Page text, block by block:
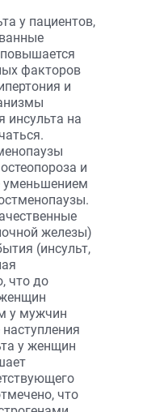
у пациентов,
факторов
и
инсульта на
и
уменьшением
железы)
(инсульт,
что до
у мужчин
у женщин
что